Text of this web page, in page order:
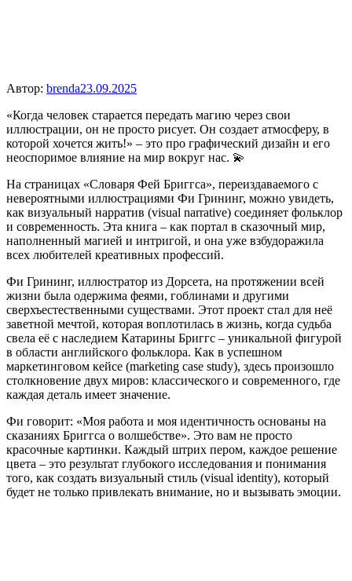
Автор: brenda23.09.2025
«Когда человек старается передать магию через свои
иллюстрации, он не просто рисует. Он создает атмосферу, в
которой хочется жить!» – это про графический дизайн и его
неоспоримое влияние на мир вокруг нас. 💫
На страницах «Словаря Фей Бриггса», переиздаваемого с
невероятными иллюстрациями Фи Грининг, можно увидеть,
как визуальный нарратив (visual narrative) соединяет фольклор
и современность. Эта книга – как портал в сказочный мир,
наполненный магией и интригой, и она уже взбудоражила
всех любителей креативных профессий.
Фи Грининг, иллюстратор из Дорсета, на протяжении всей
жизни была одержима феями, гоблинами и другими
сверхъестественными существами. Этот проект стал для неё
заветной мечтой, которая воплотилась в жизнь, когда судьба
свела её с наследием Катарины Бриггс – уникальной фигурой
в области английского фольклора. Как в успешном
маркетинговом кейсе (marketing case study), здесь произошло
столкновение двух миров: классического и современного, где
каждая деталь имеет значение.
Фи говорит: «Моя работа и моя идентичность основаны на
сказаниях Бриггса о волшебстве». Это вам не просто
красочные картинки. Каждый штрих пером, каждое решение
цвета – это результат глубокого исследования и понимания
того, как создать визуальный стиль (visual identity), который
будет не только привлекать внимание, но и вызывать эмоции.